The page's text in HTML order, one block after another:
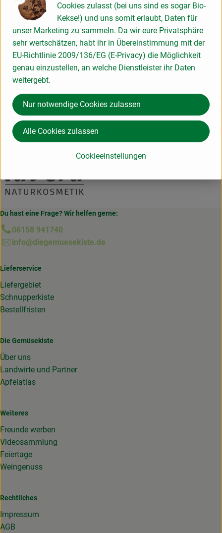
Produktdatenblatt
Herkunft
Hersteller: lavera
Deutschland
lavera
Du hast eine Frage? Wir helfen gerne:
06158 941740
info@diegemuesekiste.de
Lieferservice
Liefergebiet
Schnupperkiste
Bestellfristen
Die Gemüsekiste
Über uns
Landwirte und Partner
Apfelatlas
Weiteres
Freunde werben
Videosammlung
Feiertage
Weingenuss
Rechtliches
Impressum
AGB
Cookies zulasst (bei uns sind es sogar Bio-
Kekse!) und uns somit erlaubt, Daten für
unser Marketing zu sammeln. Da wir eure Privatsphäre
sehr wertschätzen, habt ihr in Übereinstimmung mit der
EU-Richtlinie 2009/136/EG (E-Privacy) die Möglichkeit
genau einzustellen, an welche Dienstleister ihr Daten
weitergebt.
Cookieeinstellungen
Nur notwendige Cookies zulassen
Alle Cookies zulassen